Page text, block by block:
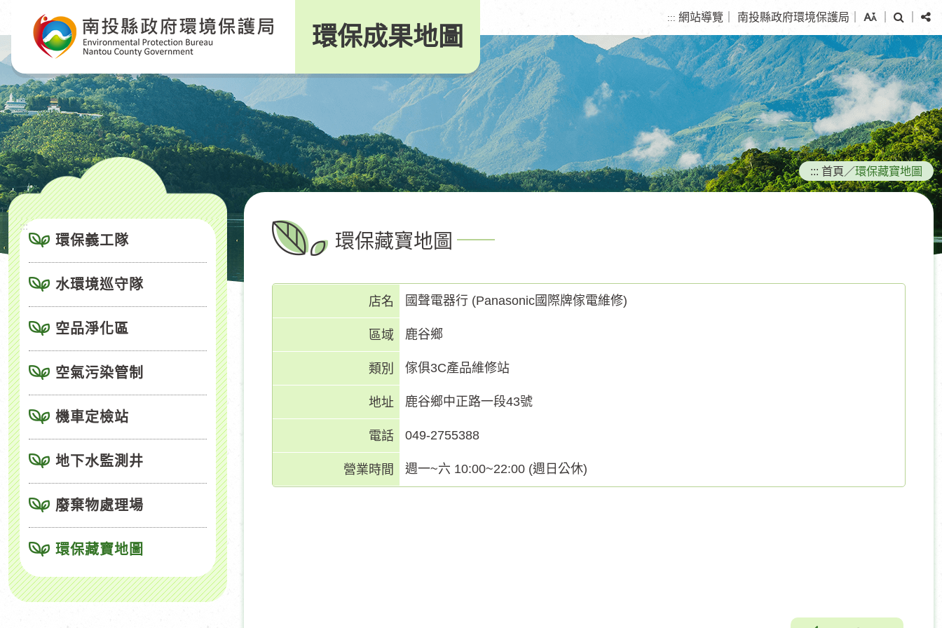
要
內
容
區
塊
環保成果地圖
::: 網站導覽 南投縣政府環境保護局
尋
分
享
:::
環保義工隊
水環境巡守隊
空品淨化區
空氣污染管制
機車定檢站
地下水監測井
廢棄物處理場
環保藏寶地圖
::: 首頁 ／環保藏寶地圖
環保藏寶地圖
店名 國聲電器行 (Panasonic國際牌傢電維修)
區域 鹿谷鄉
類別 傢俱3C產品維修站
地址 鹿谷鄉中正路一段43號
電話 049-2755388
營業時間 週一~六 10:00~22:00 (週日公休)